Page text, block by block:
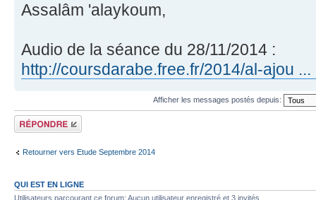
Assalâm 'alaykoum,
Audio de la séance du 28/11/2014 :
http://coursdarabe.free.fr/2014/al-ajou ...
Afficher les messages postés depuis:
Répondre
Retourner vers Etude Septembre 2014
QUI EST EN LIGNE
Utilisateurs parcourant ce forum: Aucun utilisateur enregistré et 3 invités